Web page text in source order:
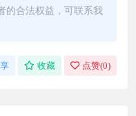
的合法权益，可联系我
收藏 点赞(0)